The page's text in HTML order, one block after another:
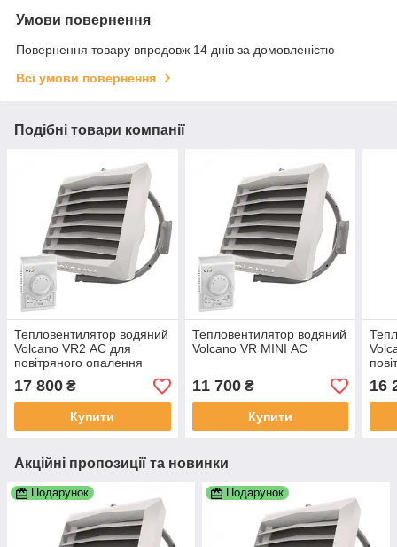
Умови повернення
Повернення товару впродовж 14 днів за домовленістю
Всі умови повернення
Подібні товари компанії
Тепловентилятор водяний
Volcano VR2 АС для
повітряного опалення
17 800 ₴
Купити
Тепловентилятор водяний
Volcano VR MINI АС
11 700₴
Купити
16
Акційні пропозиції та новинки
Подарунок Подарунок